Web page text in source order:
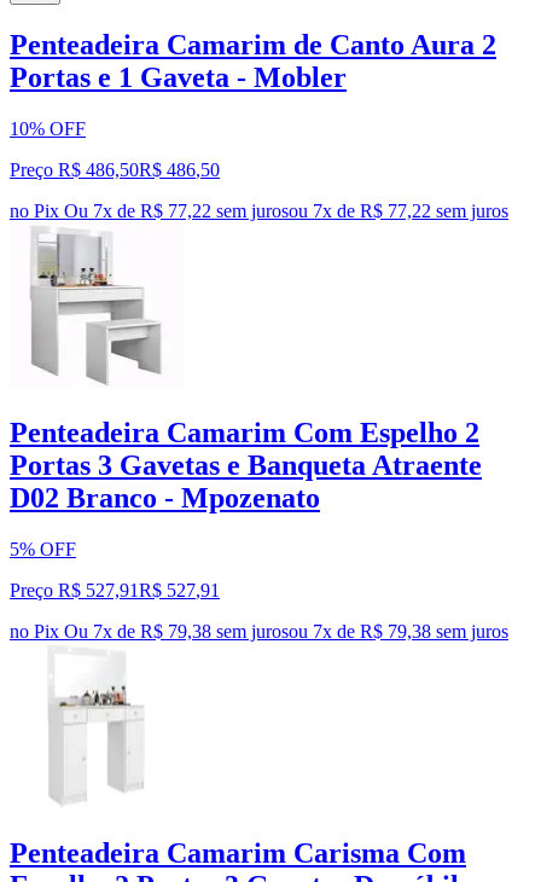
Penteadeira Camarim de Canto Aura 2
Portas e 1 Gaveta - Mobler
10% OFF
Preço R$ 486,50R$ 486,50
no Pix Ou 7x de R$ 77,22 sem jurosou 7x de R$ 77,22 sem juros
Penteadeira Camarim Com Espelho 2
Portas 3 Gavetas e Banqueta Atraente
D02 Branco - Mpozenato
5% OFF
Preço R$ 527,91R$ 527,91
no Pix Ou 7x de R$ 79,38 sem jurosou 7x de R$ 79,38 sem juros
Penteadeira Camarim Carisma Com